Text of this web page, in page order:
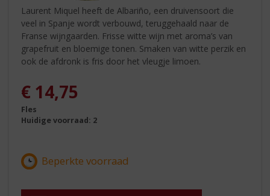
Laurent Miquel heeft de Albariño, een druivensoort die
veel in Spanje wordt verbouwd, teruggehaald naar de
Franse wijngaarden. Frisse witte wijn met aroma’s van
grapefruit en bloemige tonen. Smaken van witte perzik en
ook de afdronk is fris door het vleugje limoen.
€ 14,75
Fles
Huidige voorraad: 2